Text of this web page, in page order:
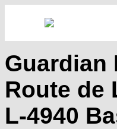
Guardian
Route de
L-4940